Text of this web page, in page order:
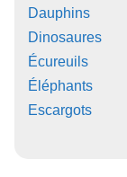
Dauphins
Dinosaures
Écureuils
Éléphants
Escargots